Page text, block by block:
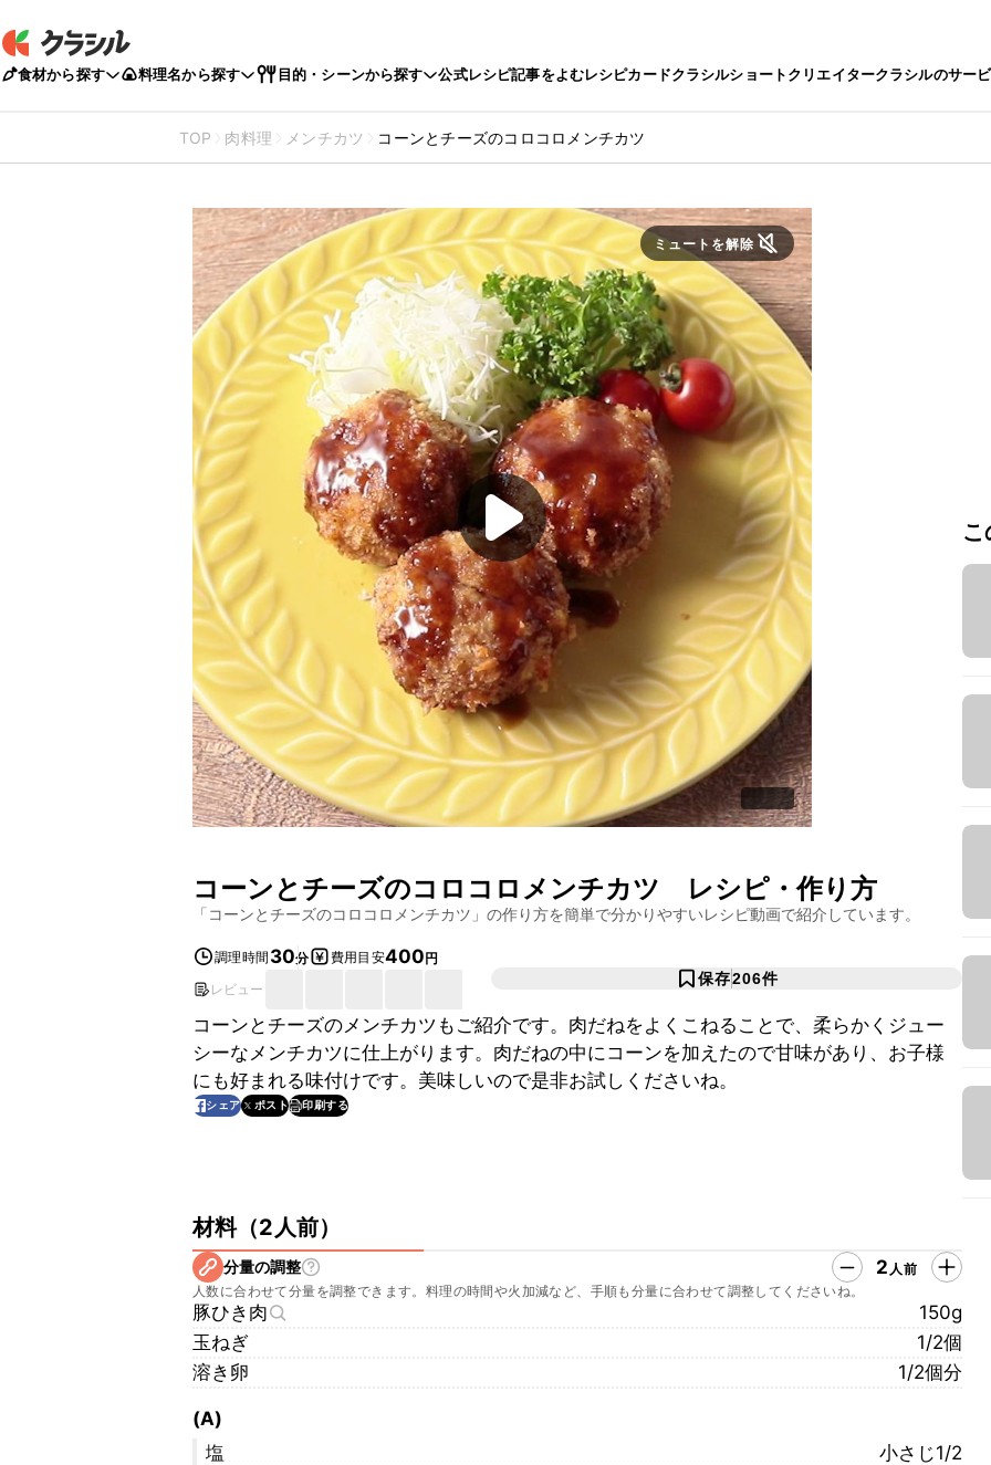
食材から探す 料理名から探す 目的・シーンから探す 公式レシピ記事をよむレシピカードクラシルショートクリエイタークラシルのサー
TOP 肉料理 メンチカツ コーンとチーズのコロコロメンチカツ
ミュートを解除
コーンとチーズのコロコロメンチカツ レシピ・作り方
「コーンとチーズのコロコロメンチカツ 」の作り方を簡単で分かりやすいレシピ動画で紹介しています。
調理時間 30分 費用目安400円
レビュー
保存206件
コーンとチーズのメンチカツもご紹介です。肉だねをよくこねることで、柔らかくジュー
シーなメンチカツに仕上がります。肉だねの中にコーンを加えたので甘味があり、お子様
にも好まれる味付けです。美味しいので是非お試しくださいね。
シェア ポスト 印刷する
材料（2人前）
分量の調整 2 人前
人数に合わせて分量を調整できます。料理の時間や火加減など、手順も分量に合わせて調整してくださいね。
豚ひき肉
150g
玉ねぎ
1/2個
溶き卵
1/2個分
(A)
塩
小さじ1/2